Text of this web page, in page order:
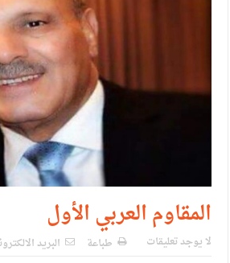
النواب يقر مشروع
القاضي يلتقي رؤساء تحرير الصحف
النواب على شراكة فاعلة
دعوة المكلفين بخدمة العلم (الدفعة
العلم
الملك
الملك يتلقى
القاضي محمود أحمد
المقاوم العربي الأول
لا يوجد تعليقات طباعة البريد